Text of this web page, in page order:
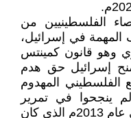
الفلسطينيين من
في إسرائيل،
وهو قانون كمينتس
قانون يمنح إسرائيل حق هدم
الفلسطيني المهدوم
ينجحوا في تمرير
قانون، برافر في النقب الصادر في عام 2013م الذي كان